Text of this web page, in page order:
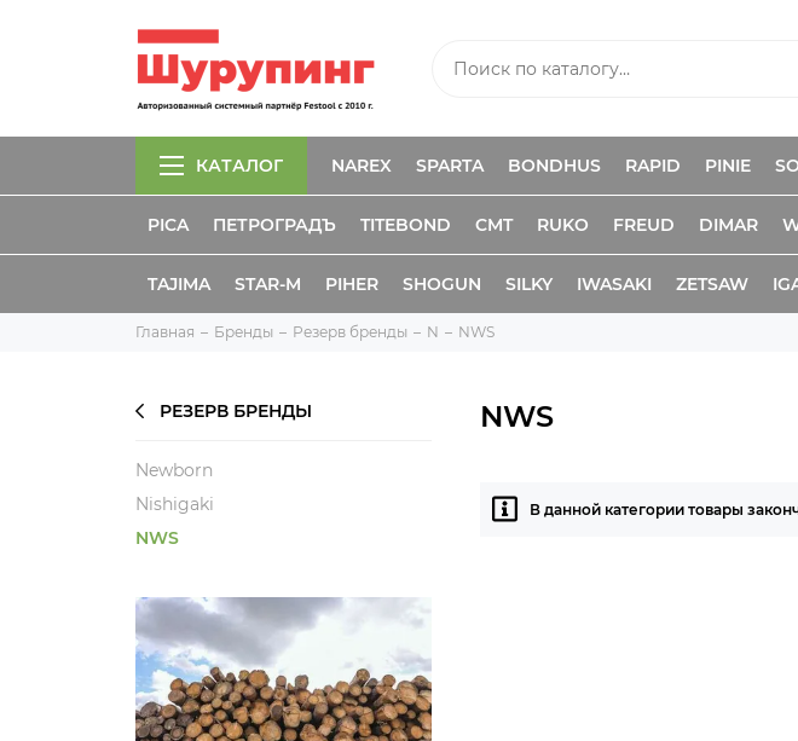
КАТАЛОГ NAREX SPARTA BONDHUS RAPID PINIE
PICA ПЕТРОГРАДЪ TITEBOND CMT RUKO FREUD DIMAR
TAJIMA STAR-M PIHER SHOGUN SILKY IWASAKI ZETSAW
Главная Бренды Резерв бренды N NWS
РЕЗЕРВ БРЕНДЫ
Newborn
Nishigaki
NWS
NWS
В данной категории товары